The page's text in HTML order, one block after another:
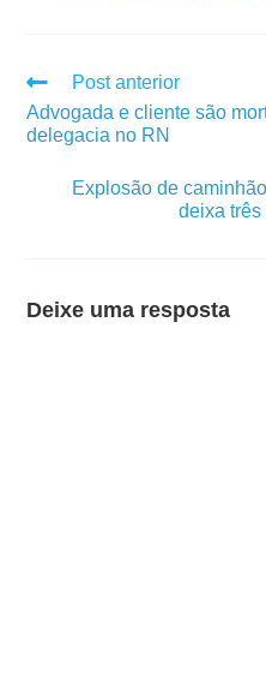
Post anterior
Advogada e cliente são
delegacia no RN
Explosão de
deixa três
Deixe uma resposta